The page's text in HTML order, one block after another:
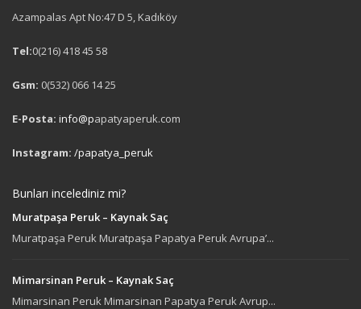
Azampalas Apt No:47 D 5, Kadıköy
Tel:0(216) 418 45 58
Gsm: 0(532) 066 14 25
E-Posta: info@papatyaperuk.com
Instagram: /papatya_peruk
Bunları incelediniz mi?
Muratpaşa Peruk – Kaynak Saç
Muratpaşa Peruk Muratpaşa Papatya Peruk Avrupa’...
Mimarsinan Peruk – Kaynak Saç
Mimarsinan Peruk Mimarsinan Papatya Peruk Avrup...